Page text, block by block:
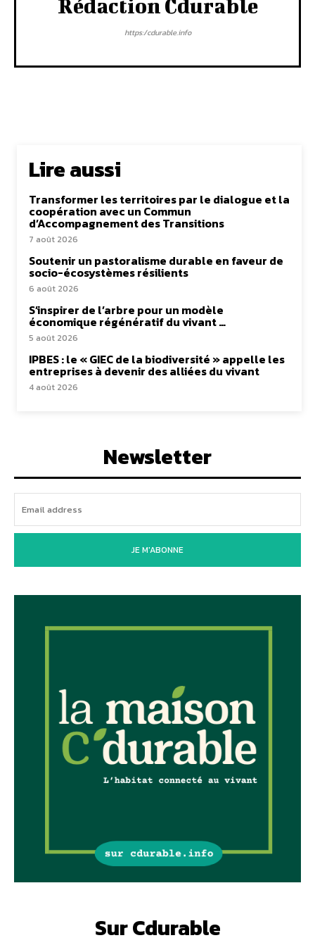
Rédaction Cdurable
https:/cdurable.info
Lire aussi
Transformer les territoires par le dialogue et la
coopération avec un Commun
d’Accompagnement des Transitions
7 août 2026
Soutenir un pastoralisme durable en faveur de
socio-écosystèmes résilients
6 août 2026
S’inspirer de l’arbre pour un modèle
économique régénératif du vivant …
5 août 2026
IPBES : le « GIEC de la biodiversité » appelle les
entreprises à devenir des alliées du vivant
4 août 2026
Newsletter
JE M'ABONNE
Sur Cdurable